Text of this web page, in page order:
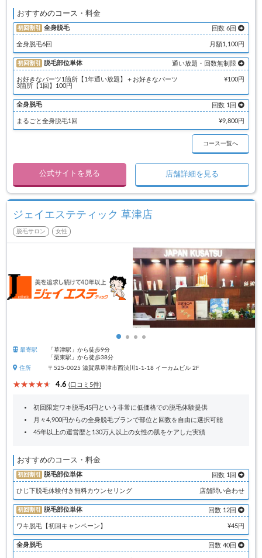
おすすめのコース・料金
初回割引 全身脱毛 回数 6回
全身脱毛6回 月額1,100円
初回割引 脱毛部位単体 通い放題・回数無制限
お好きなパーツ1箇所【1年通い放題】＋お好きなパーツ
3箇所【1回】100円
¥100円
全身脱毛 回数 1回
まるごと全身脱毛1回 ¥9,800円
コース一覧へ
公式サイトを見る 店舗詳細を見る
ジェイエステティック 草津店
脱毛サロン 女性
最寄駅
「草津駅」から徒歩9分
「栗東駅」から徒歩38分
住所
〒525-0025 滋賀県草津市西渋川1-1-18 イーカムビル 2F
4.6 (口コミ5件)
初回限定ワキ脱毛45円という非常に低価格での脱毛体験提供
月々4,900円からの全身脱毛プランで部位と回数を自由に選択可能
45年以上の運営歴と130万人以上の女性の肌をケアした実績
おすすめのコース・料金
初回割引 脱毛部位単体 回数 1回
ひじ下脱毛体験付き無料カウンセリング 店舗問い合わせ
初回割引 脱毛部位単体 回数 12回
ワキ脱毛【初回キャンペーン】 ¥45円
全身脱毛 回数 40回